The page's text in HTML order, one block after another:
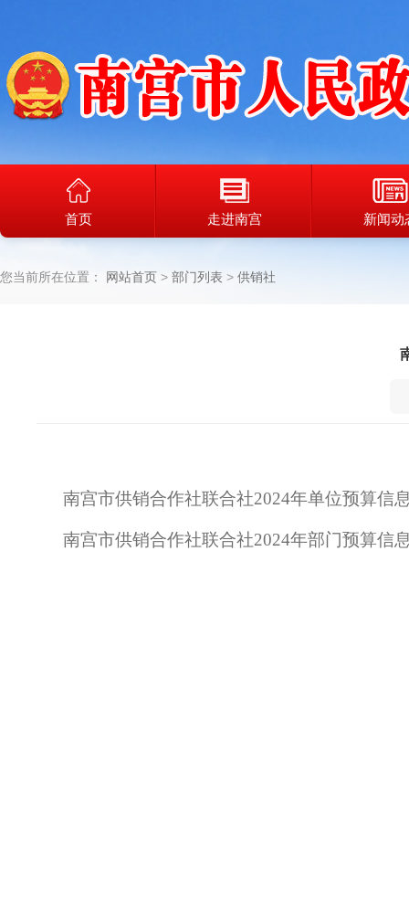
首页 走进南宫 新闻动
您当前所在位置： 网站首页 部门列表 供销社
南宫市供销合作社联合社2024年单位预算信
南宫市供销合作社联合社2024年部门预算信